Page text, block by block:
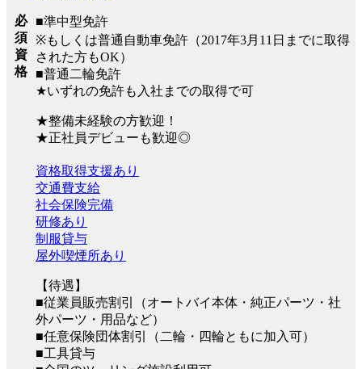
必
須
資
格
■準中型免許
※もしくは普通自動車免許（2017年3月11日までに取得
された方もOK）
■普通二輪免許
★いずれの免許も入社までの取得で可
★整備未経験の方歓迎！
★正社員デビューも歓迎◎
資格取得支援あり
交通費支給
社会保険完備
研修あり
制服貸与
屋外喫煙所あり
【待遇】
■従業員販売割引（オートバイ本体・純正パーツ・社
外パーツ・用品など）
■任意保険団体割引（二輪・四輪ともに加入可）
■工具貸与